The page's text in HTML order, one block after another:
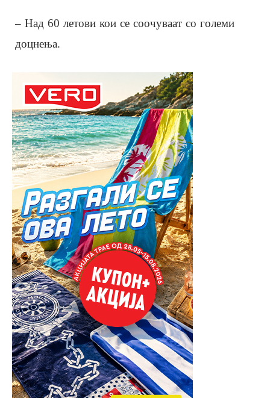
– Над 60 летови кои се соочуваат со големи
доцнења.